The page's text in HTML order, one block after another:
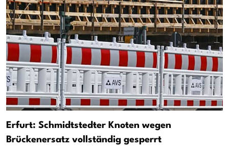
Erfurt: Schmidtstedter Knoten wegen
Brückenersatz vollständig gesperrt